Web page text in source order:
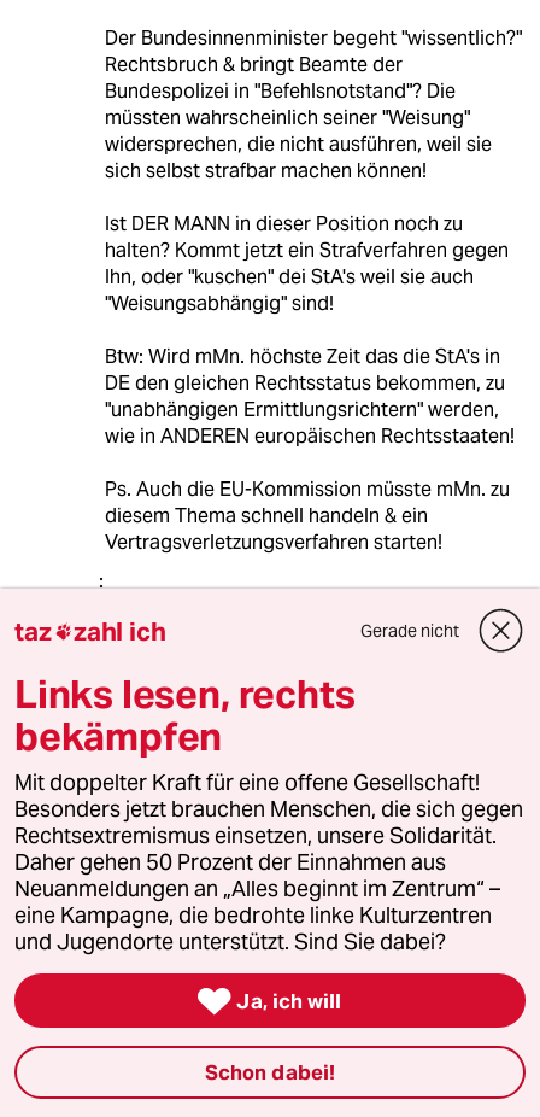
Der Bundesinnenminister begeht "wissentlich?"
Rechtsbruch & bringt Beamte der
Bundespolizei in "Befehlsnotstand"? Die
müssten wahrscheinlich seiner "Weisung"
widersprechen, die nicht ausführen, weil sie
sich selbst strafbar machen können!
Ist DER MANN in dieser Position noch zu
halten? Kommt jetzt ein Strafverfahren gegen
Ihn, oder "kuschen" dei StA's weil sie auch
"Weisungsabhängig" sind!
Btw: Wird mMn. höchste Zeit das die StA's in
DE den gleichen Rechtsstatus bekommen, zu
"unabhängigen Ermittlungsrichtern" werden,
wie in ANDEREN europäischen Rechtsstaaten!
Ps. Auch die EU-Kommission müsste mMn. zu
diesem Thema schnell handeln & ein
Vertragsverletzungsverfahren starten!
B Brobdignag
@Sikasuu:
Natürlich begeht Dobrindt
wissentlich Rechtsbruch, genauso
wie der Scheuer Andi damals. Wird
ihm das schaden? Wieso denn. Andi
Scheuer hat die Steuerzahler nur mit
seinem Maut-Irrsinn eine
Viertelmilliarde gekostet, von seinen
sonstigen "Leistungen" schweigen wir
mal, auch wenn auch da vieles
nachgewiesen illegal war. Was macht
er jetzt? "Berät" Unternehmen der
Logistikbranche und führt ein
Unternehmen, das sein eigenes
Vermögen (woher das wohl stammt?)
taz zahl ich Gerade nicht
Links lesen, rechts
bekämpfen
Mit doppelter Kraft für eine offene Gesellschaft!
Besonders jetzt brauchen Menschen, die sich gegen
Rechtsextremismus einsetzen, unsere Solidarität.
Daher gehen 50 Prozent der Einnahmen aus
Neuanmeldungen an „Alles beginnt im Zentrum“ –
eine Kampagne, die bedrohte linke Kulturzentren
und Jugendorte unterstützt. Sind Sie dabei?
 Ja, ich will
Schon dabei!